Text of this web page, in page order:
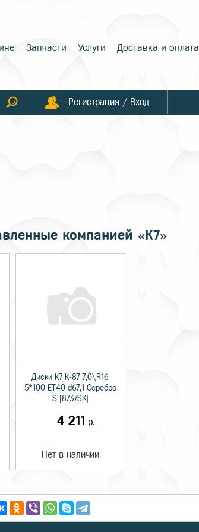
Запчасти Услуги Доставка и оплата
Регистрация / Вход
компанией «К7»
Диски К7 К-87 7,0\R16
5*100 ET40 d67,1 Серебро
S [8737SK]
4 211 р.
Нет в наличии